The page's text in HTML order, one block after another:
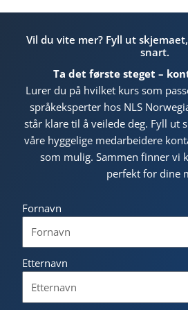
Vil du vite mer? Fyll ut
snart.
Ta det første steget –
Lurer du på hvilket kurs som
språkeksperter hos NLS
står klare til å veilede deg. Fyll ut
våre hyggelige medarbeidere
som mulig. Sammen finner vi
perfekt for dine
Fornavn
Etternavn